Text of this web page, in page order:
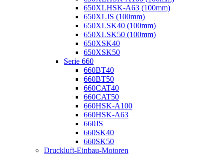
650XLHSK-A63 (100mm)
650XLJS (100mm)
650XLSK40 (100mm)
650XLSK50 (100mm)
650XSK40
650XSK50
Serie 660
660BT40
660BT50
660CAT40
660CAT50
660HSK-A100
660HSK-A63
660JS
660SK40
660SK50
Druckluft-Einbau-Motoren